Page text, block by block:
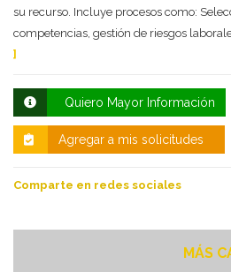
Al enviar este
política de
su recurso. Incluye procesos como:
competencias, gestión de riesgos
]
Quiero Mayor Información
Agregar a mis solicitudes
Comparte en redes sociales
MÁS